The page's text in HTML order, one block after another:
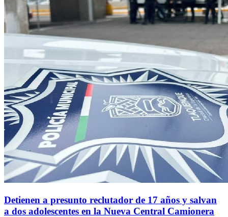
Detienen a presunto reclutador de 17 años y salvan
a dos adolescentes en la Nueva Central Camionera